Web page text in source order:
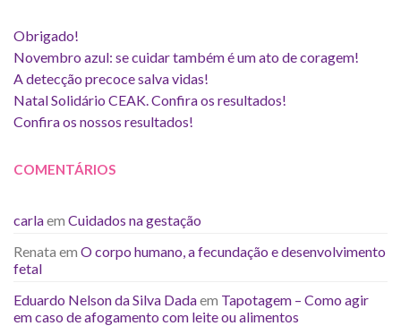
Obrigado!
Novembro azul: se cuidar também é um ato de coragem!
A detecção precoce salva vidas!
Natal Solidário CEAK. Confira os resultados!
Confira os nossos resultados!
COMENTÁRIOS
carlaem Cuidados na gestação
Renata em O corpo humano, a fecundação e desenvolvimento
fetal
Eduardo Nelson da Silva Dadaem Tapotagem – Como agir
em caso de afogamento com leite ou alimentos